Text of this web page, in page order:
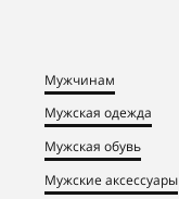
Мужчинам
Мужская одежда
Мужская обувь
Мужские аксессуары